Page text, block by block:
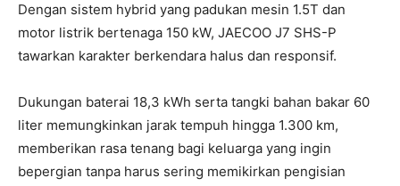
Dengan sistem hybrid yang padukan mesin 1.5T dan
motor listrik bertenaga 150 kW, JAECOO J7 SHS-P
tawarkan karakter berkendara halus dan responsif.
Dukungan baterai 18,3 kWh serta tangki bahan bakar 60
liter memungkinkan jarak tempuh hingga 1.300 km,
memberikan rasa tenang bagi keluarga yang ingin
bepergian tanpa harus sering memikirkan pengisian